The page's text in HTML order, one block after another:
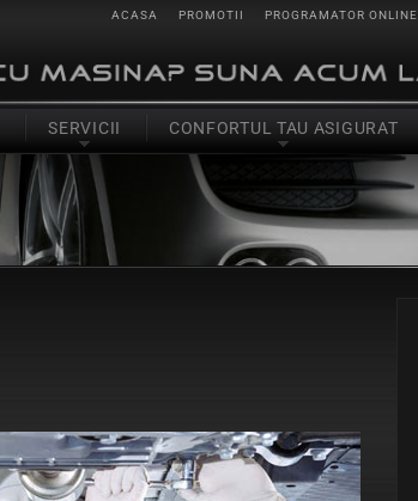
SERVICII CONFORTUL TAU ASIGURAT
ACASA PROMOTII PROGRAMATOR ONLINE